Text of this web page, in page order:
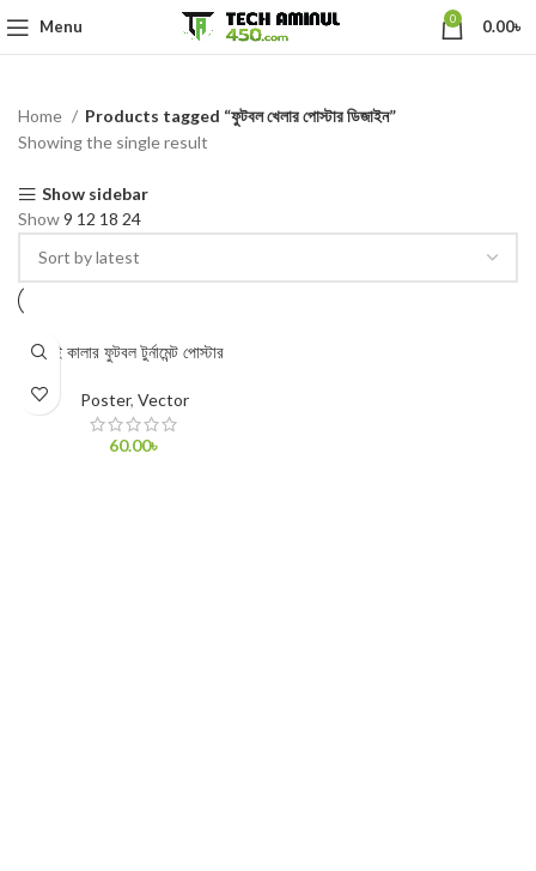
Menu 0 0.00৳
Home
Products tagged “ফুটবল খেলার পোস্টার ডিজাইন”
Showing the single result
Show sidebar
Show9 12 18 24
দুই কালার ফুটবল টুর্নামেন্ট পোস্টার
Poster, Vector
60.00৳